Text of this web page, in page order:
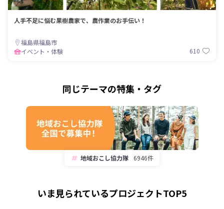
人手不足に悩む果樹農家で、農作業のお手伝い！
福島県福島市
イベント・体験
610
同じテーマの特集・タグ
地域おこし協力隊 6946件
いま見られているプロジェクトTOP5